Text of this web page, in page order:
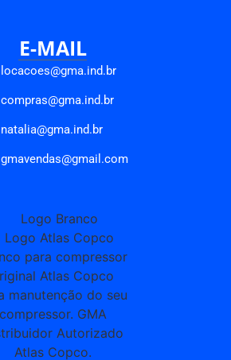
E-MAIL
locacoes@gma.ind.br
compras@gma.ind.br
natalia@gma.ind.br
gmavendas@gmail.com